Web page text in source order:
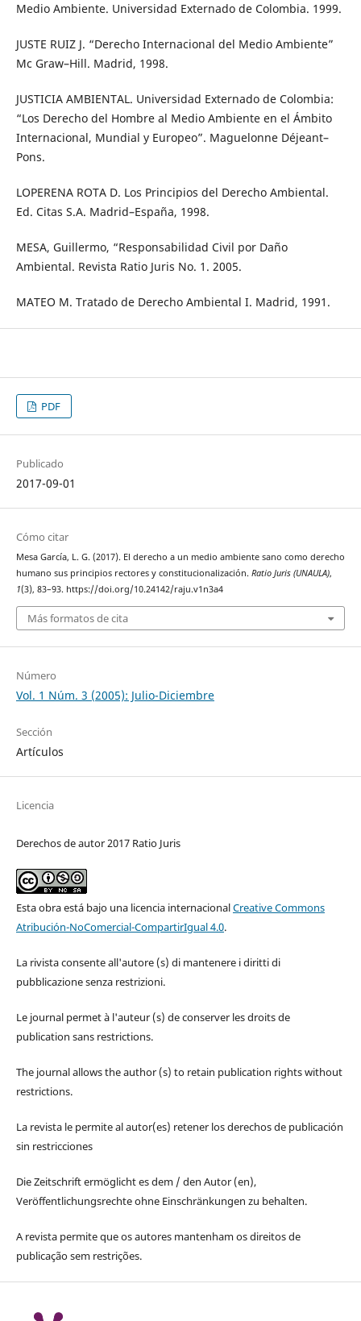
Medio Ambiente. Universidad Externado de Colombia. 1999.
JUSTE RUIZ J. “Derecho Internacional del Medio Ambiente”
Mc Graw–Hill. Madrid, 1998.
JUSTICIA AMBIENTAL. Universidad Externado de Colombia:
“Los Derecho del Hombre al Medio Ambiente en el Ámbito
Internacional, Mundial y Europeo”. Maguelonne Déjeant–
Pons.
LOPERENA ROTA D. Los Principios del Derecho Ambiental.
Ed. Citas S.A. Madrid–España, 1998.
MESA, Guillermo, “Responsabilidad Civil por Daño
Ambiental. Revista Ratio Juris No. 1. 2005.
MATEO M. Tratado de Derecho Ambiental I. Madrid, 1991.
PDF
Publicado
2017-09-01
Cómo citar
Mesa García, L. G. (2017). El derecho a un medio ambiente sano como derecho
humano sus principios rectores y constitucionalización. Ratio Juris (UNAULA),
1(3), 83–93. https://doi.org/10.24142/raju.v1n3a4
Más formatos de cita
Número
Vol. 1 Núm. 3 (2005): Julio-Diciembre
Sección
Artículos
Licencia
Derechos de autor 2017 Ratio Juris
Esta obra está bajo una licencia internacionalCreative Commons
Atribución-NoComercial-CompartirIgual 4.0.
La rivista consente all'autore (s) di mantenere i diritti di
pubblicazione senza restrizioni.
Le journal permet à l'auteur (s) de conserver les droits de
publication sans restrictions.
The journal allows the author (s) to retain publication rights without
restrictions.
La revista le permite al autor(es) retener los derechos de publicación
sin restricciones
Die Zeitschrift ermöglicht es dem / den Autor (en),
Veröffentlichungsrechte ohne Einschränkungen zu behalten.
A revista permite que os autores mantenham os direitos de
publicação sem restrições.